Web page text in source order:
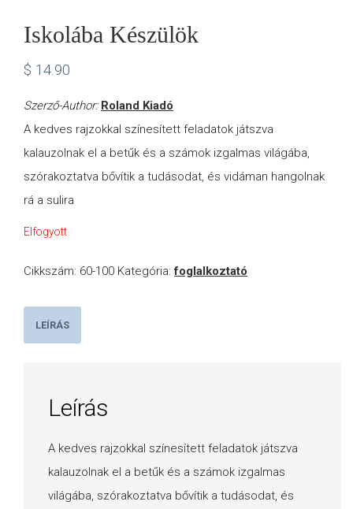
Iskolába Készülök
$ 14.90
Szerző-Author: Roland Kiadó
A kedves rajzokkal színesített feladatok játszva
kalauzolnak el a betűk és a számok izgalmas világába,
szórakoztatva bővítik a tudásodat, és vidáman hangolnak
rá a sulira
Elfogyott
Cikkszám: 60-100 Kategória:foglalkoztató
LEÍRÁS
Leírás
A kedves rajzokkal színesített feladatok játszva
kalauzolnak el a betűk és a számok izgalmas
világába, szórakoztatva bővítik a tudásodat, és